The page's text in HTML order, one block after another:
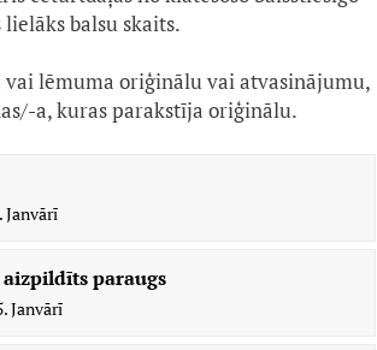
balsu skaits.
lēmuma oriģinālu vai atvasinājumu,
a, kuras parakstīja oriģinālu.
Janvārī
paraugs
Janvārī